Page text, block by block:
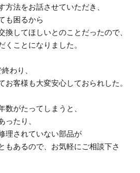
方法をお話させていただき、
も困るから
換してほしいとのことだったので、
くことになりました。
わり、
お客様も大変安心しておられした。
数がたってしまうと、
ったり、
理されていない部品が
もあるので、お気軽にご相談下さ